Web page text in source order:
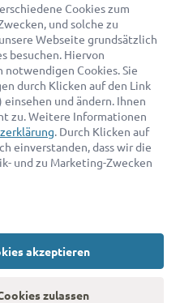
passenden Rechtsanwalt finden
FaktenAGB
Cookies zum
und solche zu
Webseite grundsätzlich
besuchen. Hiervon
Cookies. Sie
durch Klicken auf den Link
einsehen und ändern. Ihnen
zu. Weitere Informationen
. Durch Klicken auf
einverstanden, dass wir die
und zu Marketing-Zwecken
akzeptieren
zulassen